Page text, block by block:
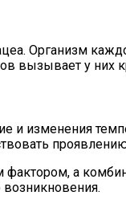
Организм
вызывает у них
изменения
а